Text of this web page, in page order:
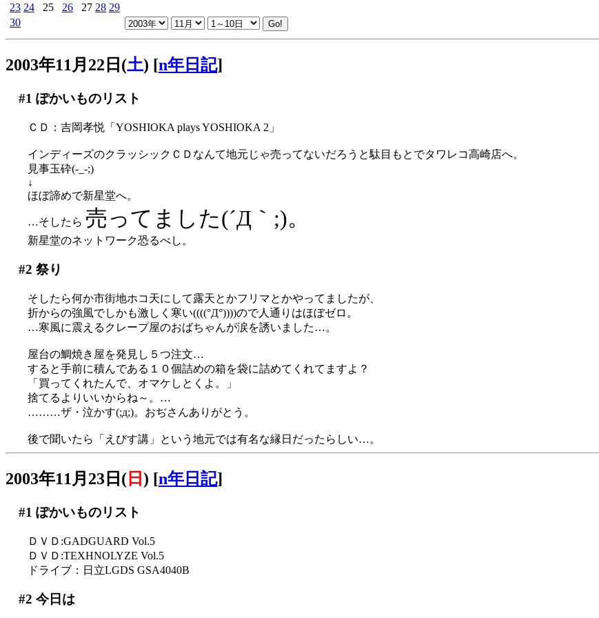
23 24 25 26 27 28 29
30
2003年11月22日(土) [n年日記]
#1 ぽかいものリスト
ＣＤ：吉岡孝悦「YOSHIOKA plays YOSHIOKA 2」
インディーズのクラッシックＣＤなんて地元じゃ売ってないだろうと駄目もとでタワレコ高崎店へ。
見事玉砕(-_-;)
↓
ほぼ諦めで新星堂へ。
…そしたら 売ってました(´Д｀;)。
新星堂のネットワーク恐るべし。
#2 祭り
そしたら何か市街地ホコ天にして露天とかフリマとかやってましたが、
折からの強風でしかも激しく寒い((((°Д°))))ので人通りはほぼゼロ。
…寒風に震えるクレープ屋のおばちゃんが涙を誘いました…。
屋台の鯛焼き屋を発見し５つ注文…
すると手前に積んである１０個詰めの箱を袋に詰めてくれてますよ？
「買ってくれたんで、オマケしとくよ。」
捨てるよりいいからね～。…
………ザ・泣かす(;д;)。おぢさんありがとう。
後で聞いたら「えびす講」という地元では有名な縁日だったらしい…。
2003年11月23日( 日 ) [n年日記]
#1 ぽかいものリスト
ＤＶＤ:GADGUARD Vol.5
ＤＶＤ:TEXHNOLYZE Vol.5
ドライブ：日立LGDS GSA4040B
#2 今日は